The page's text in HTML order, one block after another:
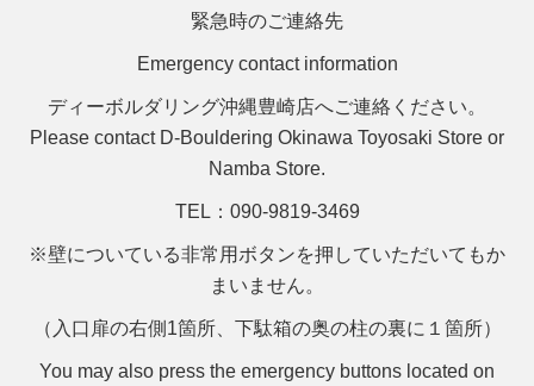
緊急時のご連絡先
Emergency contact information
ディーボルダリング沖縄豊崎店へご連絡ください。
Please contact D-Bouldering Okinawa Toyosaki Store or
Namba Store.
TEL：090-9819-3469
※壁についている非常用ボタンを押していただいてもか
まいません。
（入口扉の右側1箇所、下駄箱の奥の柱の裏に１箇所）
You may also press the emergency buttons located on